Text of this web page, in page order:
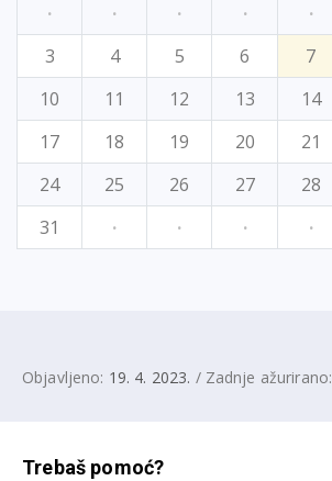
·
· · · ·
3
4 5 6 7
10
11 12 13 14
17
18 19 20 21
24
25 26 27 28
31
· · · ·
Objavljeno: 19. 4. 2023. / Zadnje ažurirano:
Trebaš pomoć?